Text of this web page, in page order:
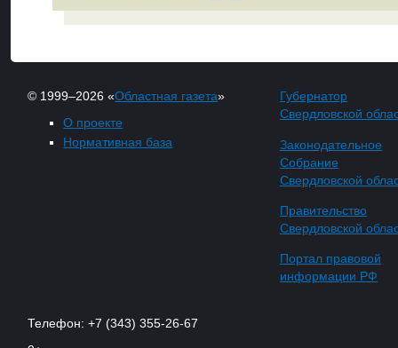
© 1999–2026 «Областная газета»
О проекте
Нормативная база
Губернатор
Свердловской
Законодательное
Собрание
Свердловской
Правительство
Свердловской
Портал правовой
информации РФ
Телефон: +7 (343) 355-26-67